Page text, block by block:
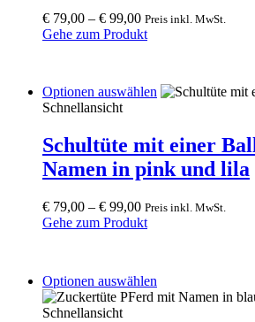
be
page
€ 79,00 – € 99,00 Preis inkl. MwSt.
Gehe zum Produkt
Optionen auswählen This
multiple
variants.
The
may
page
Schnellansicht
Schultüte mit einer
Namen in pink und lila
€ 79,00 – € 99,00 Preis inkl. MwSt.
Gehe zum Produkt
Optionen auswählen
product
Schnellansicht